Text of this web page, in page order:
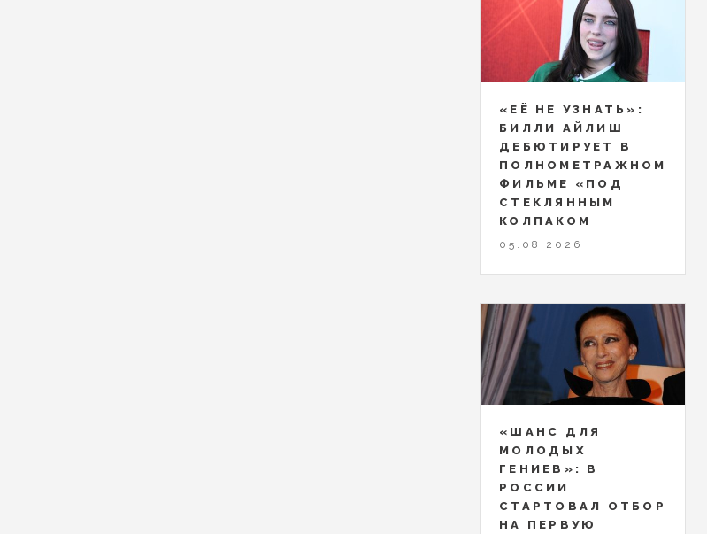
«ЕЁ НЕ УЗНАТЬ»:
БИЛЛИ АЙЛИШ
ДЕБЮТИРУЕТ В
ПОЛНОМЕТРАЖНОМ
ФИЛЬМЕ «ПОД
СТЕКЛЯННЫМ
КОЛПАКОМ
05.08.2026
«ШАНС ДЛЯ
МОЛОДЫХ
ГЕНИЕВ»: В
РОССИИ
СТАРТОВАЛ ОТБОР
НА ПЕРВУЮ